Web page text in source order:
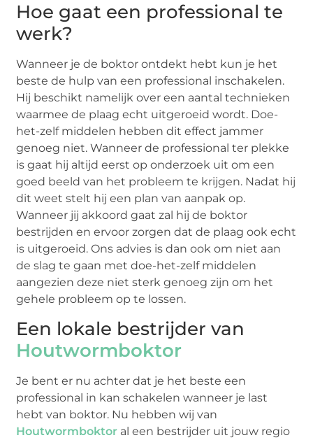
Hoe gaat een professional te
werk?
Wanneer je de boktor ontdekt hebt kun je het
beste de hulp van een professional inschakelen.
Hij beschikt namelijk over een aantal technieken
waarmee de plaag echt uitgeroeid wordt. Doe-
het-zelf middelen hebben dit effect jammer
genoeg niet. Wanneer de professional ter plekke
is gaat hij altijd eerst op onderzoek uit om een
goed beeld van het probleem te krijgen. Nadat hij
dit weet stelt hij een plan van aanpak op.
Wanneer jij akkoord gaat zal hij de boktor
bestrijden en ervoor zorgen dat de plaag ook echt
is uitgeroeid. Ons advies is dan ook om niet aan
de slag te gaan met doe-het-zelf middelen
aangezien deze niet sterk genoeg zijn om het
gehele probleem op te lossen.
Een lokale bestrijder van
Houtwormboktor
Je bent er nu achter dat je het beste een
professional in kan schakelen wanneer je last
hebt van boktor. Nu hebben wij van
Houtwormboktor al een bestrijder uit jouw regio